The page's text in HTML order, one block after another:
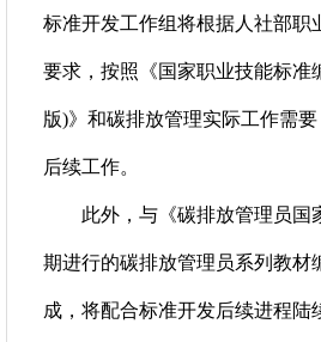
标准开发工作组将根据人社部职
要求，按照《国家职业技能标准
版)》和碳排放管理实际工作需
后续工作。
此外，与《碳排放管理员国
期进行的碳排放管理员系列教材
成，将配合标准开发后续进程陆